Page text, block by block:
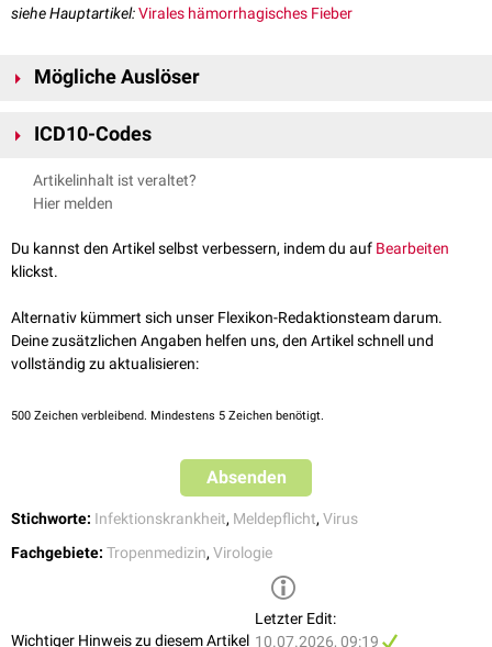
siehe Hauptartikel:Virales hämorrhagisches Fieber
Mögliche Auslöser
Hanta-Virus
Gelbfieber-Virus
Dengue-Viren
Lassa-Virus
Lujo-Viren
Infektionsschutzgesetzfür Laboremeldepflichtig.
ICD10-Codes
Bezeichnung ICD10-Code
A98.0
A98.1 Hämorrhagisches Omsk-Fieber
A98.5 Hämorrhagisches Fieber mit renalem Syndrom
Artikelinhalt ist veraltet?
Hier melden
Du kannst den Artikel selbst verbessern, indem du auf Bearbeiten
klickst.
Alternativ kümmert sich unser Flexikon-Redaktionsteam darum.
Deine zusätzlichen Angaben helfen uns, den Artikel schnell und
vollständig zu aktualisieren:
500 Zeichen verbleibend. Mindestens 5 Zeichen benötigt.
Absenden
Stichworte: Infektionskrankheit, Meldepflicht, Virus
Fachgebiete: Tropenmedizin, Virologie
Wichtiger Hinweis zu diesem Artikel
Letzter Edit:
10.07.2026, 09:19